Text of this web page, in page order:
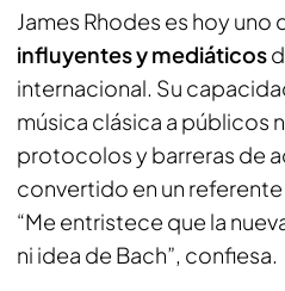
James Rhodes es hoy uno
influyentes y mediáticos
internacional. Su
música clásica a públicos
protocolos y barreras de
convertido en un
“Me entristece que la
ni idea de Bach”, confiesa.